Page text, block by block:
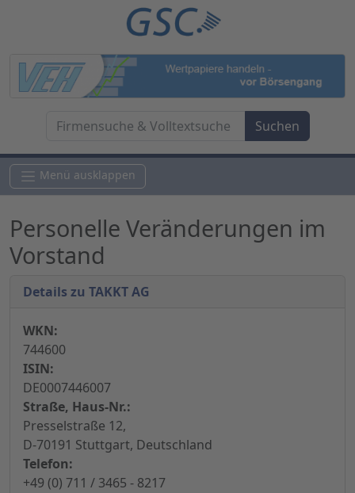
Menü ausklappen
Personelle Veränderungen im
Vorstand
Details zu TAKKT AG
WKN:
744600
ISIN:
DE0007446007
Straße, Haus-Nr.:
Presselstraße 12,
D-70191 Stuttgart, Deutschland
Telefon:
+49 (0) 711 / 3465 - 8217